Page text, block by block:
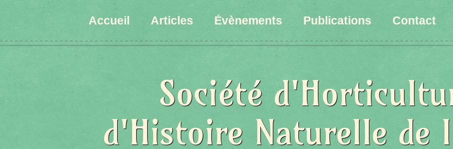
Accueil Articles Évènements Publications Contact
Société
d'Histoire Naturelle de